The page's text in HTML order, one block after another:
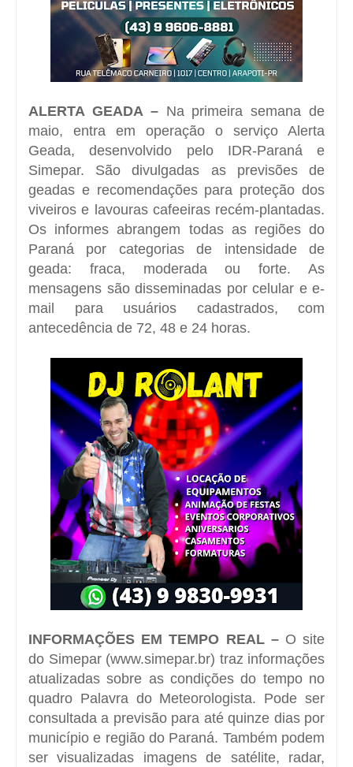
ALERTA GEADA –Na primeira semana de
maio, entra em operação o serviço Alerta
Geada, desenvolvido pelo IDR-Paraná e
Simepar. São divulgadas as previsões de
geadas e recomendações para proteção dos
viveiros e lavouras cafeeiras recém-plantadas.
Os informes abrangem todas as regiões do
Paraná por categorias de intensidade de
geada: fraca, moderada ou forte. As
mensagens são disseminadas por celular e e-
mail para usuários cadastrados, com
antecedência de 72, 48 e 24 horas.
INFORMAÇÕES EM TEMPO REAL –O site
do Simepar (www.simepar.br) traz informações
atualizadas sobre as condições do tempo no
quadro Palavra do Meteorologista. Pode ser
consultada a previsão para até quinze dias por
município e região do Paraná. Também podem
ser visualizadas imagens de satélite, radar,